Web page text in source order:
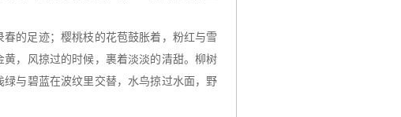
的足迹；樱桃枝的花苞鼓胀着，粉红与雪
，风掠过的时候，裹着淡淡的清甜。柳树
与碧蓝在波纹里交替，水鸟掠过水面，野